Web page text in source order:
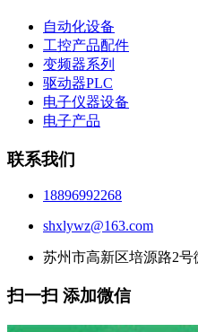
自动化设备
工控产品配件
变频器系列
驱动器PLC
电子仪器设备
电子产品
联系我们
18896992268
shxlywz@163.com
苏州市高新区培源路2号
扫一扫 添加微信